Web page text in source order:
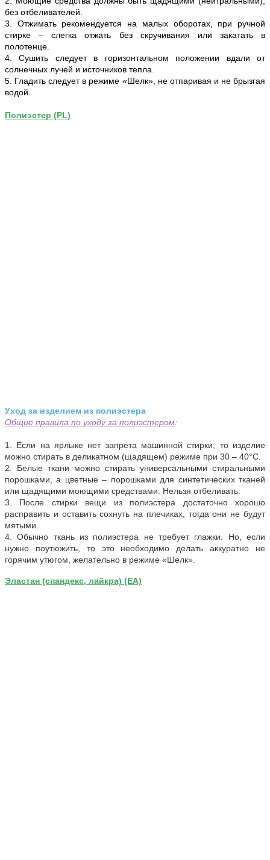
без отбеливателей.
3. Отжимать рекомендуется на малых оборотах, при ручной
стирке – слегка отжать без скручивания или закатать в
полотенце.
4. Сушить следует в горизонтальном положении вдали от
солнечных лучей и источников тепла.
5. Гладить следует в режиме «Шелк», не отпаривая и не брызгая
водой.
Полиэстер (PL)
Уход за изделием из полиэстера
Общие правила по уходу за полиэстером:
1. Если на ярлыке нет запрета машинной стирки, то изделие
можно стирать в деликатном (щадящем) режиме при 30 – 40°С.
2. Белые ткани можно стирать универсальными стиральными
порошками, а цветные – порошками для синтетических тканей
или щадящими моющими средствами. Нельзя отбеливать.
3. После стирки вещи из полиэстера достаточно хорошо
расправить и оставить сохнуть на плечиках, тогда они не будут
мятыми.
4. Обычно ткань из полиэстера не требует глажки. Но, если
нужно поутюжить, то это необходимо делать аккуратно не
горячим утюгом, желательно в режиме «Шелк».
Эластан (спандекс, лайкра) (EA)